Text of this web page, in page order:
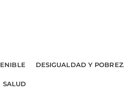
DESIGUALDAD Y
SALUD